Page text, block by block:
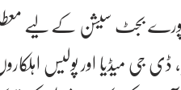
پورے بجٹ سیشن کے لیے
ڈی جی میڈیا اور پولیس